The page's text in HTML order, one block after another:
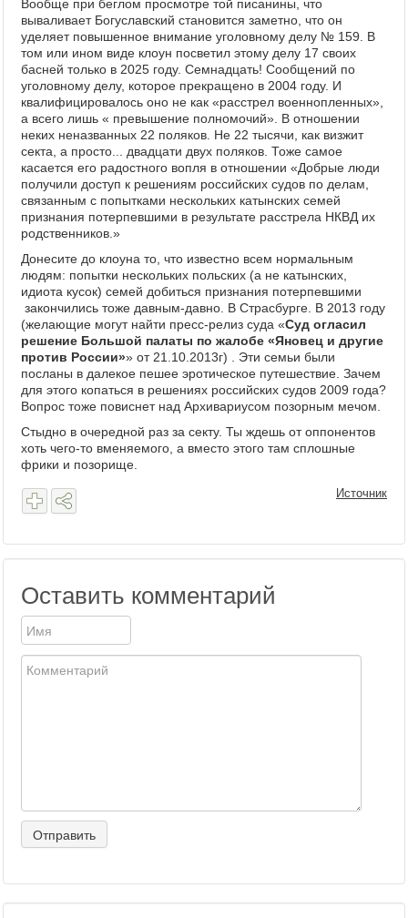
Вообще при беглом просмотре той писанины, что
вываливает Богуславский становится заметно, что он
уделяет повышенное внимание уголовному делу № 159. В
том или ином виде клоун посветил этому делу 17 своих
басней только в 2025 году. Семнадцать! Сообщений по
уголовному делу, которое прекращено в 2004 году. И
квалифицировалось оно не как «расстрел военнопленных»,
а всего лишь « превышение полномочий». В отношении
неких неназванных 22 поляков. Не 22 тысячи, как визжит
секта, а просто... двадцати двух поляков. Тоже самое
касается его радостного вопля в отношении «Добрые люди
получили доступ к решениям российских судов по делам,
связанным с попытками нескольких катынских семей
признания потерпевшими в результате расстрела НКВД их
родственников.»
Донесите до клоуна то, что известно всем нормальным
людям: попытки нескольких польских (а не катынских,
идиота кусок) семей добиться признания потерпевшими
закончились тоже давным-давно. В Страсбурге. В 2013 году
(желающие могут найти пресс-релиз суда «Суд огласил
решение Большой палаты по жалобе «Яновец и другие
против России»» от 21.10.2013г) . Эти семьи были
посланы в далекое пешее эротическое путешествие. Зачем
для этого копаться в решениях российских судов 2009 года?
Вопрос тоже повиснет над Архивариусом позорным мечом.
Стыдно в очередной раз за секту. Ты ждешь от оппонентов
хоть чего-то вменяемого, а вместо этого там сплошные
фрики и позорище.
Источник
Оставить комментарий